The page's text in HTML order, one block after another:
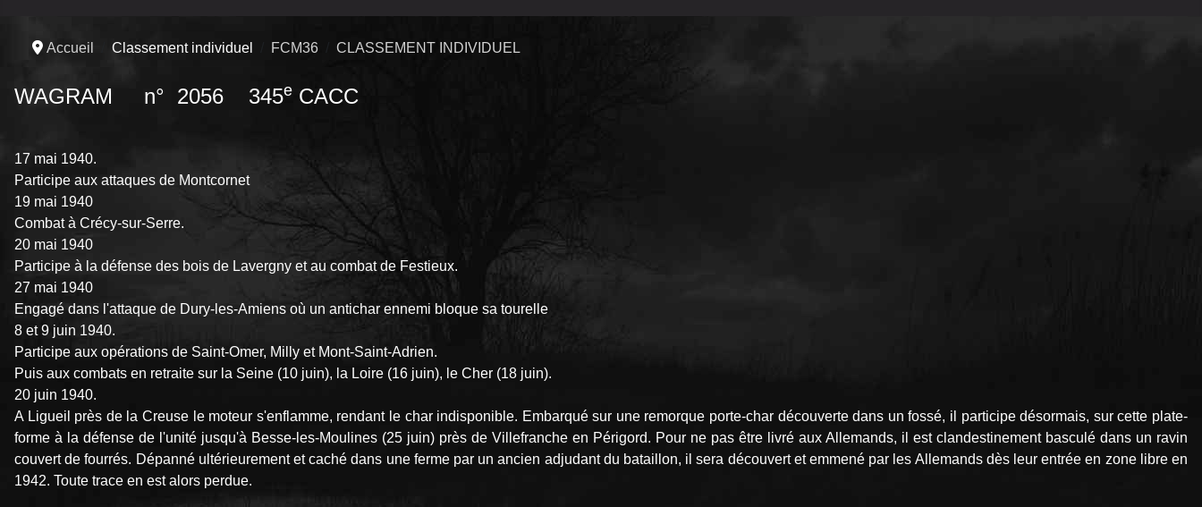
Accueil Classement individuel FCM36 CLASSEMENT INDIVIDUEL
WAGRAM n° 2056 345e CACC
17 mai 1940.
Participe aux attaques de Montcornet
19 mai 1940
Combat à Crécy-sur-Serre.
20 mai 1940
Participe à la défense des bois de Lavergny et au combat de Festieux.
27 mai 1940
Engagé dans l'attaque de Dury-les-Amiens où un antichar ennemi bloque sa tourelle
8 et 9 juin 1940.
Participe aux opérations de Saint-Omer, Milly et Mont-Saint-Adrien.
Puis aux combats en retraite sur la Seine (10 juin), la Loire (16 juin), le Cher (18 juin).
20 juin 1940.
A Ligueil près de la Creuse le moteur s'enflamme, rendant le char indisponible. Embarqué sur une remorque porte-char découverte dans un fossé, il participe désormais, sur cette plate-
forme à la défense de l'unité jusqu'à Besse-les-Moulines (25 juin) près de Villefranche en Périgord. Pour ne pas être livré aux Allemands, il est clandestinement basculé dans un ravin
couvert de fourrés. Dépanné ultérieurement et caché dans une ferme par un ancien adjudant du bataillon, il sera découvert et emmené par les Allemands dès leur entrée en zone libre en
1942. Toute trace en est alors perdue.